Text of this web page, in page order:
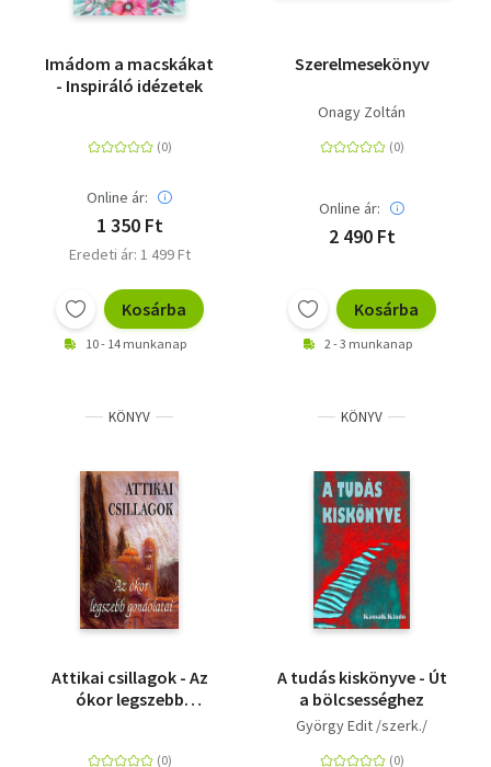
Imádom a macskákat
- Inspiráló idézetek
Online ár:
1 350 Ft
Eredeti ár: 1 499 Ft
Kosárba
10 - 14 munkanap
Szerelmesekönyv
Onagy Zoltán
Online ár:
2 490 Ft
Kosárba
2 - 3 munkanap
KÖNYV
Attikai csillagok - Az
ókor legszebb
KÖNYV
A tudás kiskönyve - Út
a bölcsességhez
György Edit /szerk./